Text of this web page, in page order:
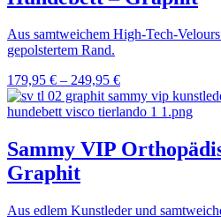
Aus samtweichem High-Tech-
gepolstertem Rand.
179,95 € – 249,95 €
Sammy VIP
Graphit
Aus edlem Kunstleder und